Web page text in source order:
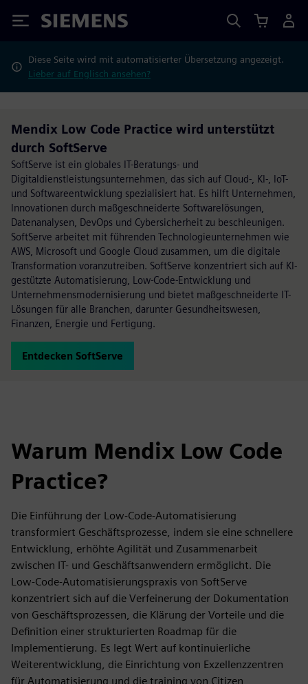
Siemens
Diese Seite wird mit automatisierter Übersetzung angezeigt.
Lieber auf Englisch ansehen?
Mendix Low Code Practice wird unterstützt
durch SoftServe
SoftServe ist ein globales IT-Beratungs- und
Digitaldienstleistungsunternehmen, das sich auf Cloud-, KI-, IoT-
und Softwareentwicklung spezialisiert hat. Es hilft Unternehmen,
Innovationen durch maßgeschneiderte Softwarelösungen,
Datenanalysen, DevOps und Cybersicherheit zu beschleunigen.
SoftServe arbeitet mit führenden Technologieunternehmen wie
AWS, Microsoft und Google Cloud zusammen, um die digitale
Transformation voranzutreiben. SoftServe konzentriert sich auf KI-
gestützte Automatisierung, Low-Code-Entwicklung und
Unternehmensmodernisierung und bietet maßgeschneiderte IT-
Lösungen für alle Branchen, darunter Gesundheitswesen,
Finanzen, Energie und Fertigung.
Entdecken SoftServe
Warum Mendix Low Code
Practice?
Die Einführung der Low-Code-Automatisierung
transformiert Geschäftsprozesse, indem sie eine schnellere
Entwicklung, erhöhte Agilität und Zusammenarbeit
zwischen IT- und Geschäftsanwendern ermöglicht. Die
Low-Code-Automatisierungspraxis von SoftServe
konzentriert sich auf die Verfeinerung der Dokumentation
von Geschäftsprozessen, die Klärung der Vorteile und die
Definition einer strukturierten Roadmap für die
Implementierung. Es legt Wert auf kontinuierliche
Weiterentwicklung, die Einrichtung von Exzellenzzentren
für Automatisierung und die training von Citizen